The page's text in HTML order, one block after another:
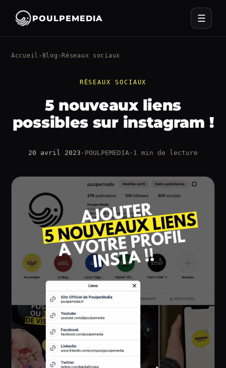
POULPEMEDIA ☰
Accueil › Blog › Réseaux sociaux
RÉSEAUX SOCIAUX
5 nouveaux liens
possibles sur instagram !
20 avril 2023 · POULPEMEDIA · 1 min de lecture